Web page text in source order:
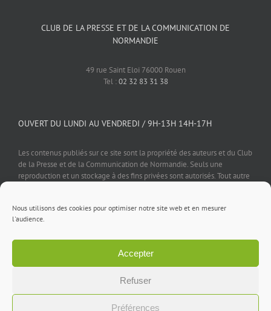
Nous utilisons des cookies pour optimiser notre site web et en mesurer
l'audience.
Accepter
Refuser
Préférences
CLUB DE LA PRESSE ET DE LA COMMUNICATION DE
NORMANDIE
49 rue Saint Eloi 76000 Rouen
Tel :02 32 83 31 38
OUVERT DU LUNDI AU VENDREDI / 9H-13H 14H-17H
Les contenus publiés sur ce site sont la propriété des auteurs et du Club
de la Presse et de la Communication de Normandie. Seuls une
reproduction et un stockage à des fins privées sont autorisés. Tout autre
Facebook
X LinkedIn
Rss